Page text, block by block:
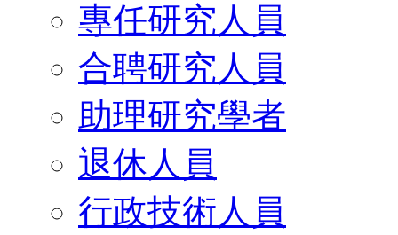
專任研究人員
合聘研究人員
助理研究學者
退休人員
行政技術人員